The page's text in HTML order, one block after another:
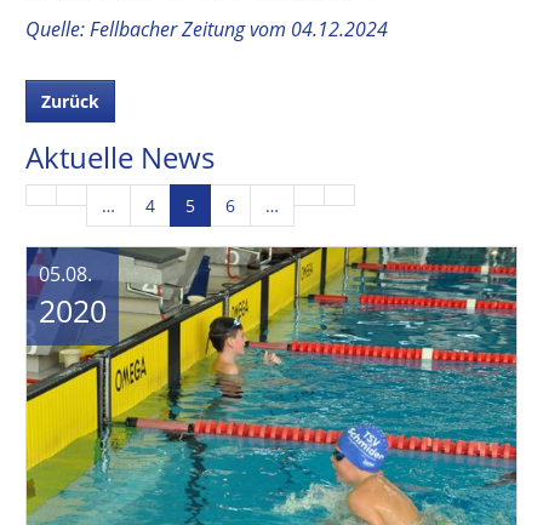
Quelle: Fellbacher Zeitung vom 04.12.2024
Zurück
Aktuelle News
… 4 5 6 …
05.08.
2020